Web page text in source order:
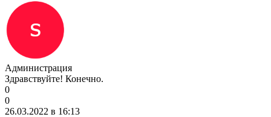
Администрация
Здравствуйте! Конечно.
0
0
26.03.2022 в 16:13